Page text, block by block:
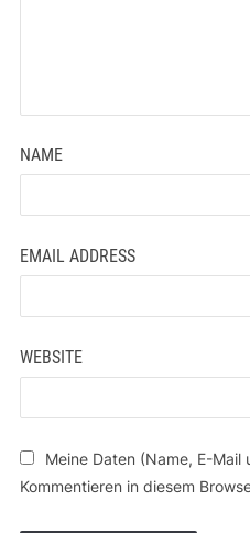
NAME
EMAIL ADDRESS
WEBSITE
Meine Daten (Name, E-
Kommentieren in diesem